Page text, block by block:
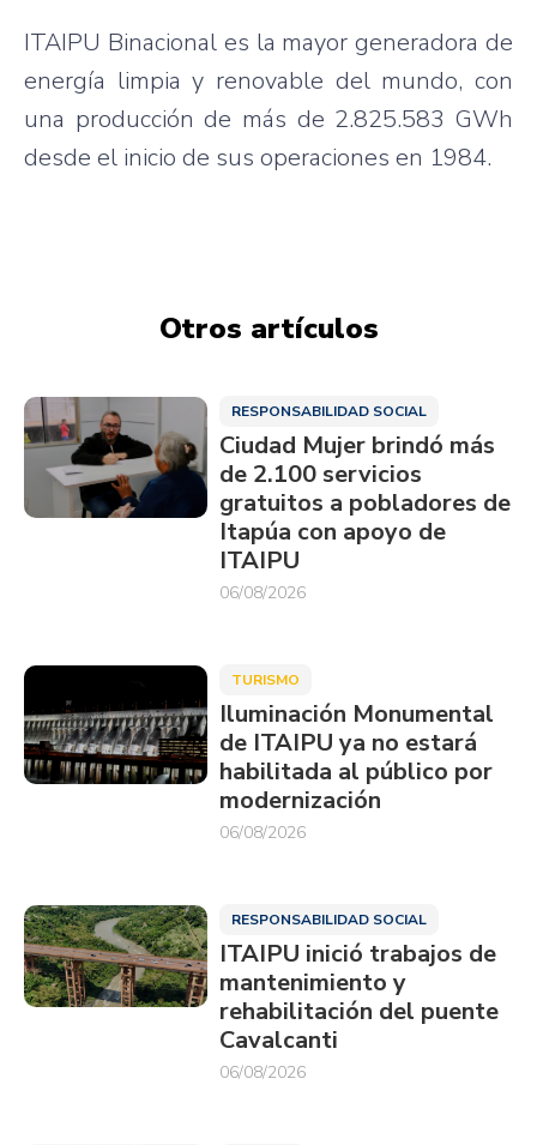
ITAIPU Binacional es la mayor generadora de
energía limpia y renovable del mundo, con
una producción de más de 2.825.583 GWh
desde el inicio de sus operaciones en 1984.
Otros artículos
RESPONSABILIDAD SOCIAL
Ciudad Mujer brindó más
de 2.100 servicios
gratuitos a pobladores de
Itapúa con apoyo de
ITAIPU
06/08/2026
TURISMO
Iluminación Monumental
de ITAIPU ya no estará
habilitada al público por
modernización
06/08/2026
RESPONSABILIDAD SOCIAL
ITAIPU inició trabajos de
mantenimiento y
rehabilitación del puente
Cavalcanti
06/08/2026